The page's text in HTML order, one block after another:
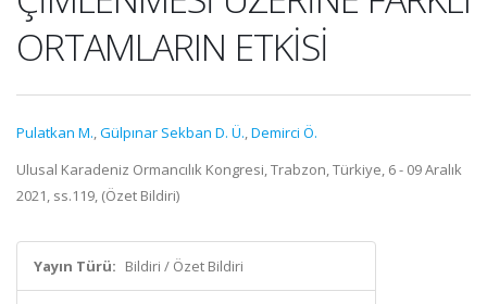
ORTAMLARIN ETKİSİ
Pulatkan M.,Gülpınar Sekban D. Ü.,Demirci Ö.
Ulusal Karadeniz Ormancılık Kongresi, Trabzon, Türkiye, 6 - 09 Aralık
2021, ss.119, (Özet Bildiri)
Yayın Türü: Bildiri / Özet Bildiri